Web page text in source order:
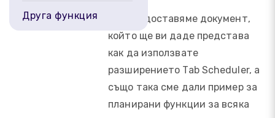
Друга функция
Тук предоставяме документ,
който ще ви даде представа
как да използвате
разширението Tab Scheduler, а
също така сме дали пример за
планирани функции за всяка